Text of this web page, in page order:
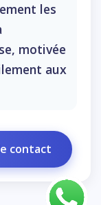
les
motivée
aux
contact